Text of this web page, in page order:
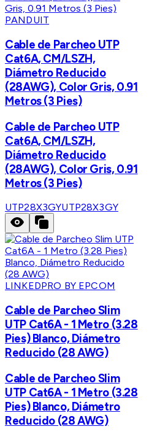
PANDUIT
Cable de Parcheo UTP
Cat6A, CM/LSZH,
Diámetro Reducido
(28AWG), Color Gris, 0.91
Metros (3 Pies)
Cable de Parcheo UTP
Cat6A, CM/LSZH,
Diámetro Reducido
(28AWG), Color Gris, 0.91
Metros (3 Pies)
UTP28X3GYUTP28X3GY
LINKEDPRO BY EPCOM
Cable de Parcheo Slim
UTP Cat6A - 1 Metro (3.28
Pies) Blanco, Diámetro
Reducido (28 AWG)
Cable de Parcheo Slim
UTP Cat6A - 1 Metro (3.28
Pies) Blanco, Diámetro
Reducido (28 AWG)